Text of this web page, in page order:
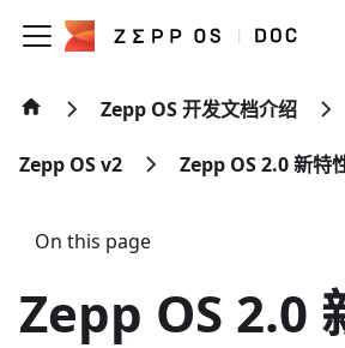
Zepp OS 开发文档介绍
Zepp OS v2 Zepp OS 2.0 新特
On this page
Zepp OS 2.0